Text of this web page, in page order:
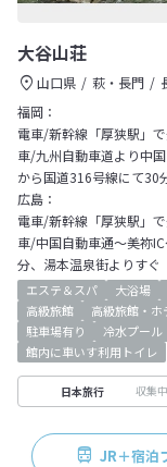
大谷山荘
山口県 萩・長門
福岡：
電車/新幹線「厚狭駅」
車/九州自動車道より中
から国道316号線にて30
広島：
電車/新幹線「厚狭駅」
車/中国自動車通～美祢
分、湯本温泉街よりすぐ
エステ＆スパ 大浴場
高級旅館
高級旅館・ホ
駐車場有り
冷水プール
館内に車いす利用トイレ
日本旅行 収集中
JR＋宿泊